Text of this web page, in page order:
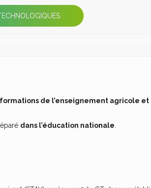
de l’enseignement agricole et
dans l’éducation nationale